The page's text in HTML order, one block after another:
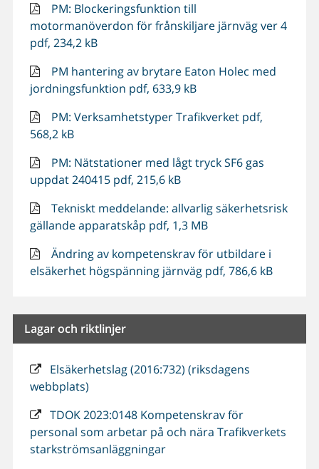
PM: Blockeringsfunktion till
motormanöverdon för frånskiljare järnväg ver 4
pdf, 234,2 kB
PM hantering av brytare Eaton Holec med
jordningsfunktion pdf, 633,9 kB
PM: Verksamhetstyper Trafikverket pdf,
568,2 kB
PM: Nätstationer med lågt tryck SF6 gas
uppdat 240415 pdf, 215,6 kB
Tekniskt meddelande: allvarlig säkerhetsrisk
gällande apparatskåp pdf, 1,3 MB
Ändring av kompetenskrav för utbildare i
elsäkerhet högspänning järnväg pdf, 786,6 kB
Lagar och riktlinjer
Elsäkerhetslag (2016:732) (riksdagens
webbplats)
TDOK 2023:0148 Kompetenskrav för
personal som arbetar på och nära Trafikverkets
starkströmsanläggningar